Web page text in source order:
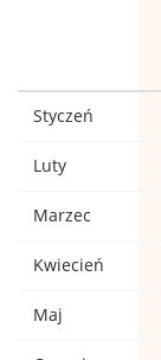
Styczeń
Luty
Marzec
Kwiecień
Maj